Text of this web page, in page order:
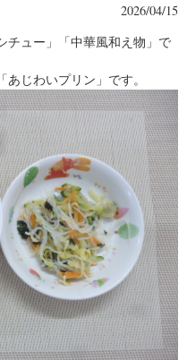
2026/04/15
チュー」「中華風和え物」で
じわいプリン」です。